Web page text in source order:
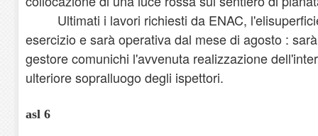
Ultimati i lavori richiesti da ENAC,
esercizio e sarà operativa dal mese di agosto :
gestore comunichi l'avvenuta realizzazione
ulteriore sopralluogo degli ispettori.
asl 6